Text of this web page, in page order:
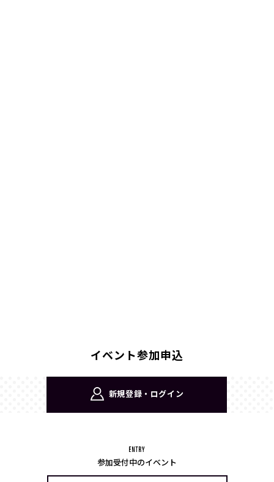
イベント参加申込
新規登録・ログイン
参加受付中のイベント